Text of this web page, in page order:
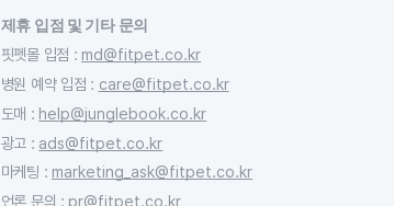
제휴 입점 및 기타 문의
핏펫몰 입점 : md@fitpet.co.kr
병원 예약 입점 : care@fitpet.co.kr
도매 : help@junglebook.co.kr
광고 : ads@fitpet.co.kr
마케팅 : marketing_ask@fitpet.co.kr
언론 문의 : pr@fitpet.co.kr